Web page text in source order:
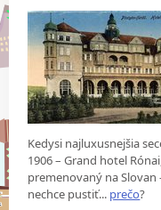
Kedysi najluxusnejšia
1906 – Grand hotel
premenovaný na Slovan
nechce pustiť... prečo?